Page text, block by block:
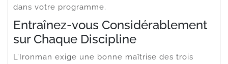
dans votre programme.
Entraînez-vous Considérablement
sur Chaque Discipline
L’Ironman exige une bonne maîtrise des trois